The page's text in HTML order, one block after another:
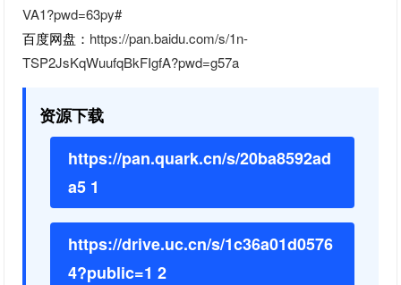
VA1?pwd=63py#
百度网盘： https://pan.baidu.com/s/1n-
TSP2JsKqWuufqBkFIgfA?pwd=g57a
资源下载
https://pan.quark.cn/s/20ba8592ad
a5 1
https://drive.uc.cn/s/1c36a01d0576
4?public=1 2